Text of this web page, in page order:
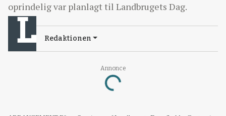
Annonce
Loading...
oprindelig var planlagt til Landbrugets Dag.
Redaktionen